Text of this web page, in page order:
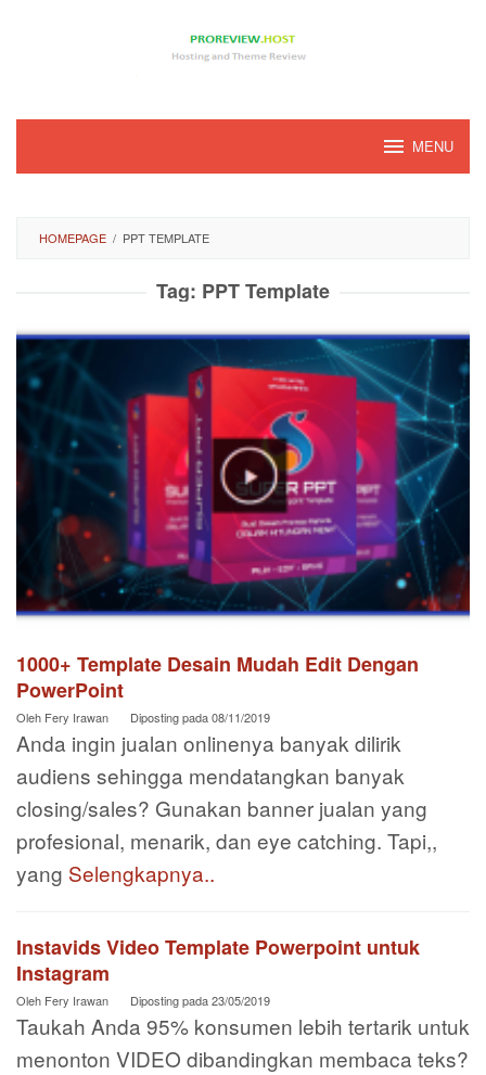
MENU
HOMEPAGE / PPT TEMPLATE
Tag: PPT Template
1000+ Template Desain Mudah Edit Dengan
PowerPoint
Oleh Fery Irawan Diposting pada08/11/2019
Anda ingin jualan onlinenya banyak dilirik
audiens sehingga mendatangkan banyak
closing/sales? Gunakan banner jualan yang
profesional, menarik, dan eye catching. Tapi,,
yang Selengkapnya..
Instavids Video Template Powerpoint untuk
Instagram
Oleh Fery Irawan Diposting pada23/05/2019
Taukah Anda 95% konsumen lebih tertarik untuk
menonton VIDEO dibandingkan membaca teks?